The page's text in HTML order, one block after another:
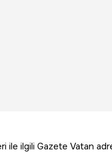
ile ilgili Gazete Vatan